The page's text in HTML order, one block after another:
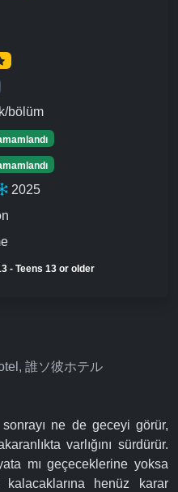
bölüm
2025
- Teens 13 or older
誰ソ彼ホテル
ne de geceyi görür,
varlığını sürdürür.
mı geçeceklerine yoksa
kalacaklarına henüz karar